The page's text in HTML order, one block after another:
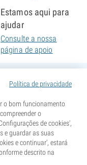
Política de privacidade
o bom funcionamento
o
de cookies',
e guardar as suas
e continuar', estará
descrito na
Estamos aqui para
ajudar
Consulte a nossa
página de apoio